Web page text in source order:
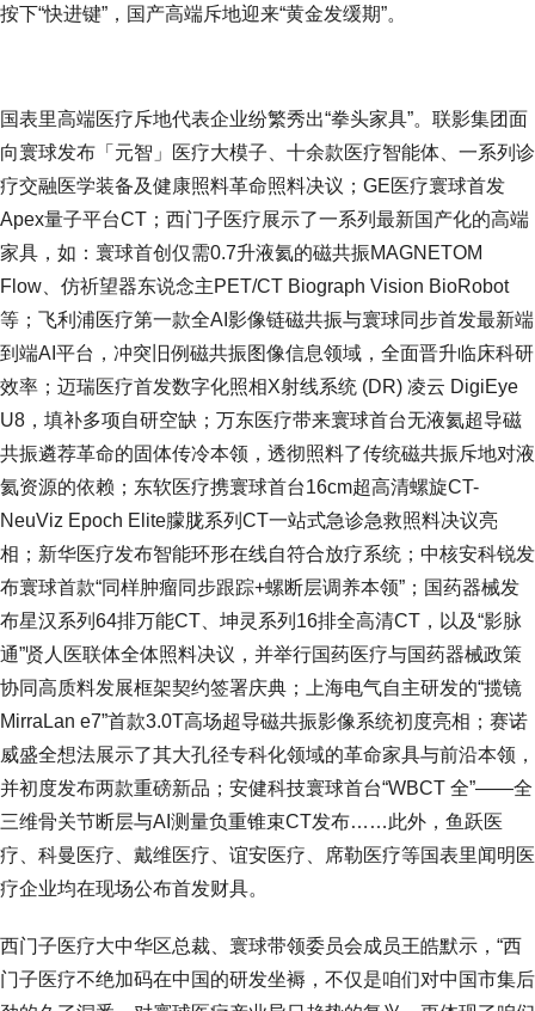
按下“快进键”，国产高端斥地迎来“黄金发缓期”。
国表里高端医疗斥地代表企业纷繁秀出“拳头家具”。联影集团面
向寰球发布「元智」医疗大模子、十余款医疗智能体、一系列诊
疗交融医学装备及健康照料革命照料决议；GE医疗寰球首发
Apex量子平台CT；西门子医疗展示了一系列最新国产化的高端
家具，如：寰球首创仅需0.7升液氦的磁共振MAGNETOM
Flow、仿祈望器东说念主PET/CT Biograph Vision BioRobot
等；飞利浦医疗第一款全AI影像链磁共振与寰球同步首发最新端
到端AI平台，冲突旧例磁共振图像信息领域，全面晋升临床科研
效率；迈瑞医疗首发数字化照相X射线系统 (DR) 凌云 DigiEye
U8，填补多项自研空缺；万东医疗带来寰球首台无液氦超导磁
共振遴荐革命的固体传冷本领，透彻照料了传统磁共振斥地对液
氦资源的依赖；东软医疗携寰球首台16cm超高清螺旋CT-
NeuViz Epoch Elite朦胧系列CT一站式急诊急救照料决议亮
相；新华医疗发布智能环形在线自符合放疗系统；中核安科锐发
布寰球首款“同样肿瘤同步跟踪+螺断层调养本领”；国药器械发
布星汉系列64排万能CT、坤灵系列16排全高清CT，以及“影脉
通”贤人医联体全体照料决议，并举行国药医疗与国药器械政策
协同高质料发展框架契约签署庆典；上海电气自主研发的“揽镜
MirraLan e7”首款3.0T高场超导磁共振影像系统初度亮相；赛诺
威盛全想法展示了其大孔径专科化领域的革命家具与前沿本领，
并初度发布两款重磅新品；安健科技寰球首台“WBCT 全”——全
三维骨关节断层与AI测量负重锥束CT发布……此外，鱼跃医
疗、科曼医疗、戴维医疗、谊安医疗、席勒医疗等国表里闻明医
疗企业均在现场公布首发财具。
西门子医疗大中华区总裁、寰球带领委员会成员王皓默示，“西
门子医疗不绝加码在中国的研发坐褥，不仅是咱们对中国市集后